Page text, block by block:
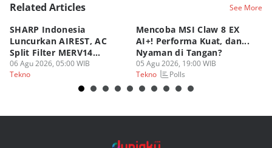
Related Articles See More
SHARP Indonesia
Luncurkan AIREST, AC
Split Filter MERV14
Perdana!
06 Agu 2026, 05:00 WIB
Tekno
Mencoba MSI Claw 8 EX
AI+! Performa Kuat, dan...
Nyaman di Tangan?
05 Agu 2026, 19:00 WIB
Tekno
Polls